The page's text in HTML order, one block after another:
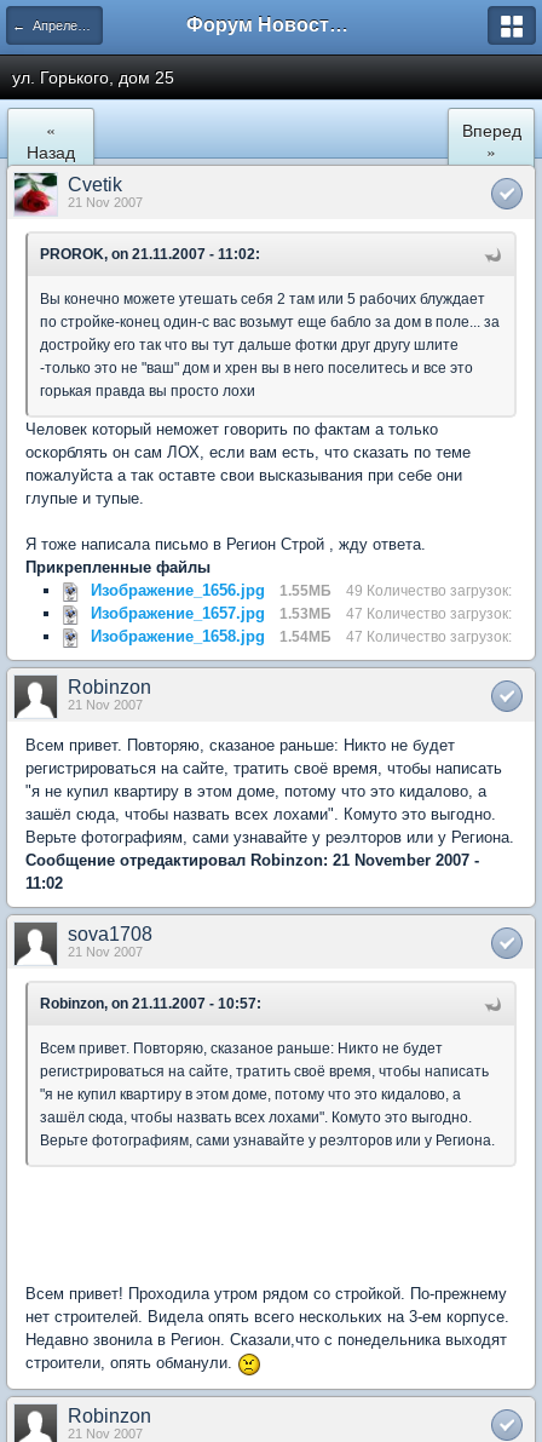
← Апрелевка Форум Новостройки
ул. Горького, дом 25
«
Назад
Вперед
»
Cvetik
21 Nov 2007
PROROK, on 21.11.2007 - 11:02:
Вы конечно можете утешать себя 2 там или 5 рабочих блуждает
по стройке-конец один-с вас возьмут еще бабло за дом в поле... за
достройку его так что вы тут дальше фотки друг другу шлите
-только это не "ваш" дом и хрен вы в него поселитесь и все это
горькая правда вы просто лохи
Человек который неможет говорить по фактам а только
оскорблять он сам ЛОХ, если вам есть, что сказать по теме
пожалуйста а так оставте свои высказывания при себе они
глупые и тупые.
Я тоже написала письмо в Регион Строй , жду ответа.
Прикрепленные файлы
Изображение_1656.jpg
1.55МБ 49 Количество загрузок:
Изображение_1657.jpg 1.53МБ 47 Количество загрузок:
Изображение_1658.jpg 1.54МБ 47 Количество загрузок:
Robinzon
21 Nov 2007
Всем привет. Повторяю, сказаное раньше: Никто не будет
регистрироваться на сайте, тратить своё время, чтобы написать
"я не купил квартиру в этом доме, потому что это кидалово, а
зашёл сюда, чтобы назвать всех лохами". Комуто это выгодно.
Верьте фотографиям, сами узнавайте у реэлторов или у Региона.
Сообщение отредактировал Robinzon: 21 November 2007 -
11:02
sova1708
21 Nov 2007
Robinzon, on 21.11.2007 - 10:57:
Всем привет. Повторяю, сказаное раньше: Никто не будет
регистрироваться на сайте, тратить своё время, чтобы написать
"я не купил квартиру в этом доме, потому что это кидалово, а
зашёл сюда, чтобы назвать всех лохами". Комуто это выгодно.
Верьте фотографиям, сами узнавайте у реэлторов или у Региона.
Всем привет! Проходила утром рядом со стройкой. По-прежнему
нет строителей. Видела опять всего нескольких на 3-ем корпусе.
Недавно звонила в Регион. Сказали,что с понедельника выходят
строители, опять обманули.
Robinzon
21 Nov 2007